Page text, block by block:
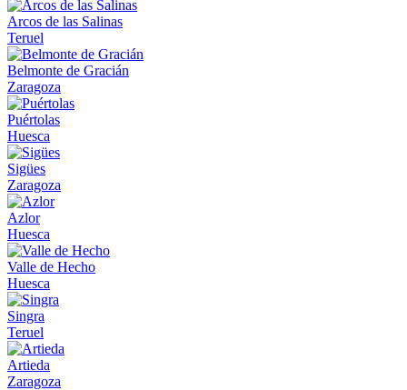
Arcos de las Salinas
Teruel
Belmonte de Gracián
Zaragoza
Puértolas
Huesca
Sigües
Zaragoza
Azlor
Huesca
Valle de Hecho
Huesca
Singra
Teruel
Artieda
Zaragoza